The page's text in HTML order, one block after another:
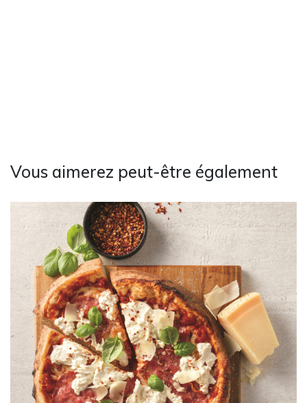
Vous aimerez peut-être également